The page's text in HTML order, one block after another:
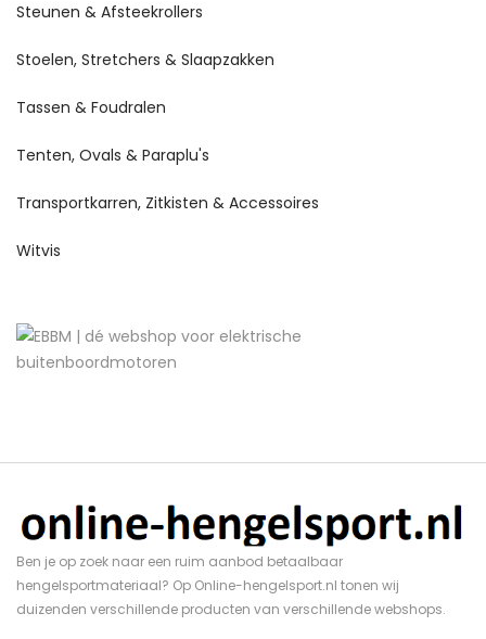
Steunen & Afsteekrollers
Stoelen, Stretchers & Slaapzakken
Tassen & Foudralen
Tenten, Ovals & Paraplu's
Transportkarren, Zitkisten & Accessoires
Witvis
Ben je op zoek naar een ruim aanbod betaalbaar
hengelsportmateriaal? Op Online-hengelsport.nl tonen wij
duizenden verschillende producten van verschillende webshops.